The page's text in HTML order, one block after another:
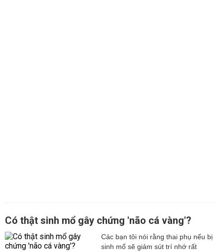
Có thật sinh mổ gây chứng 'não cá vàng'?
Các bạn tôi nói rằng thai phụ nếu bị
sinh mổ sẽ giảm sút trí nhớ rất